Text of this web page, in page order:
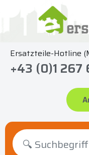
springen
Ersatzteile-Hotline
+43 (0)1 267